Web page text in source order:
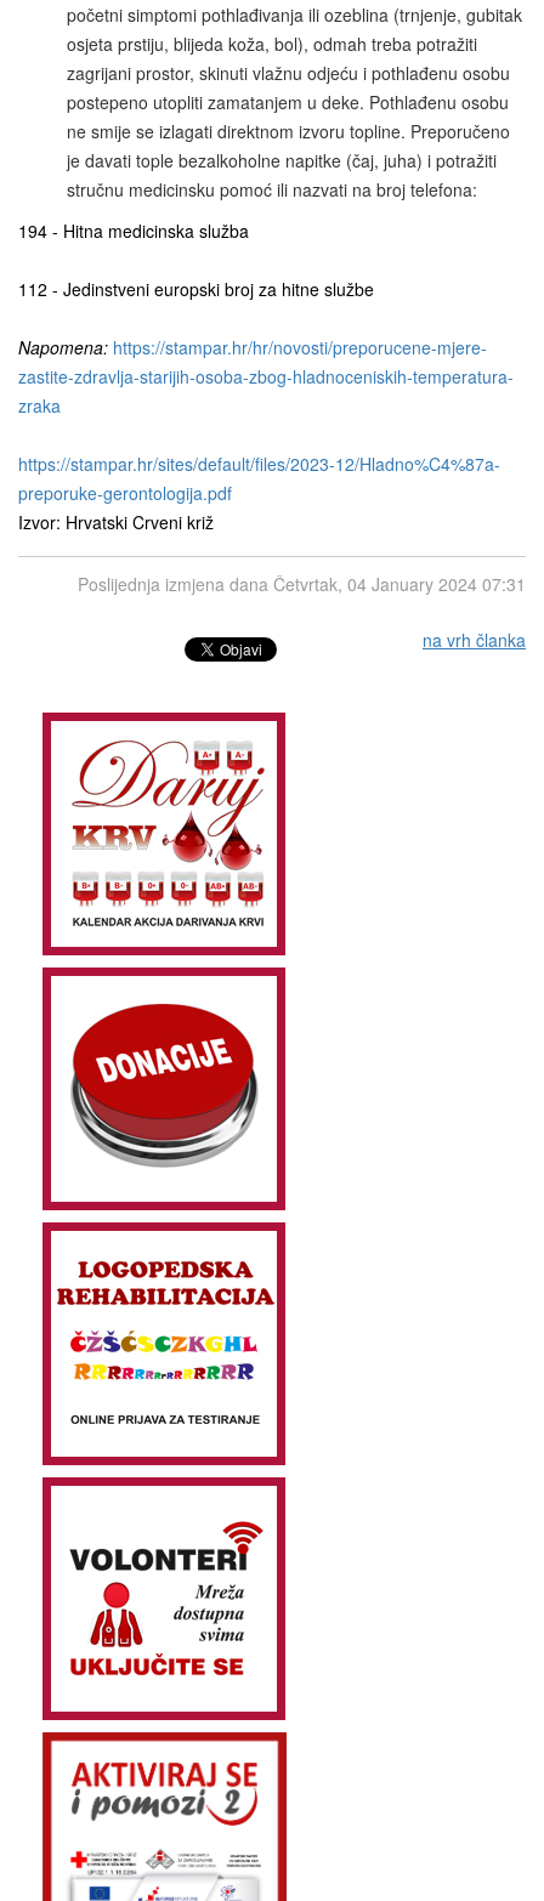
početni simptomi pothlađivanja ili ozeblina (trnjenje, gubitak
osjeta prstiju, blijeda koža, bol), odmah treba potražiti
zagrijani prostor, skinuti vlažnu odjeću i pothlađenu osobu
postepeno utopliti zamatanjem u deke. Pothlađenu osobu
ne smije se izlagati direktnom izvoru topline. Preporučeno
je davati tople bezalkoholne napitke (čaj, juha) i potražiti
stručnu medicinsku pomoć ili nazvati na broj telefona:
194 - Hitna medicinska služba
112 - Jedinstveni europski broj za hitne službe
Napomena: https://stampar.hr/hr/novosti/preporucene-mjere-
zastite-zdravlja-starijih-osoba-zbog-hladnoceniskih-temperatura-
zraka
https://stampar.hr/sites/default/files/2023-12/Hladno%C4%87a-
preporuke-gerontologija.pdf
Izvor: Hrvatski Crveni križ
Poslijednja izmjena dana Četvrtak, 04 January 2024 07:31
na vrh članka